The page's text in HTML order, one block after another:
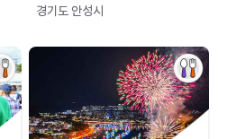
경기도 안성시